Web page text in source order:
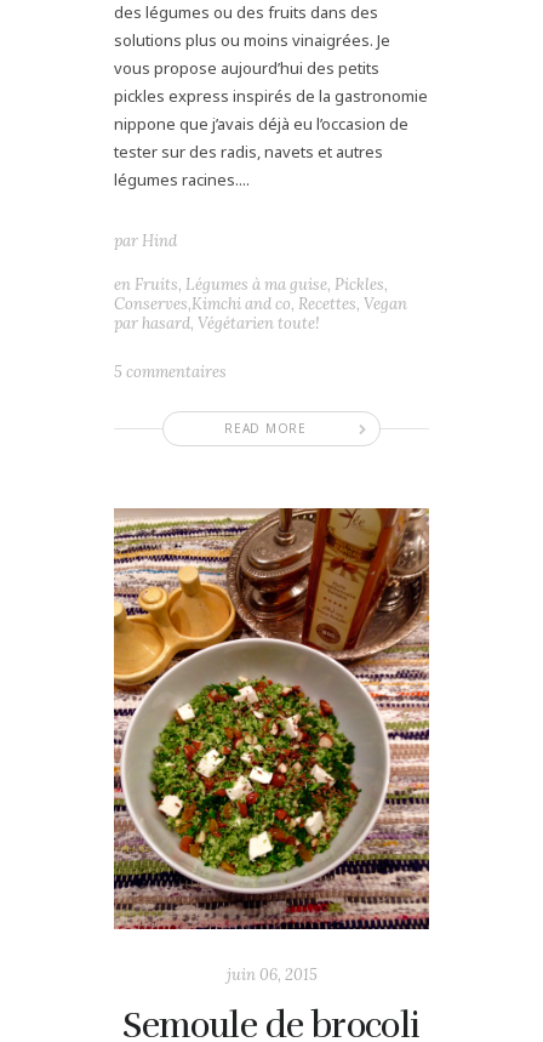
des légumes ou des fruits dans des
solutions plus ou moins vinaigrées. Je
vous propose aujourd’hui des petits
pickles express inspirés de la gastronomie
nippone que j’avais déjà eu l’occasion de
tester sur des radis, navets et autres
légumes racines....
READ MORE
par Hind
en Fruits, Légumes à ma guise, Pickles,
Conserves,Kimchi and co, Recettes, Vegan
par hasard, Végétarien toute!
5 commentaires
juin 06, 2015
Semoule de brocoli